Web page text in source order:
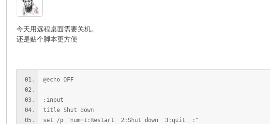
今天用远程桌面需要关机。
还是贴个脚本更方便
@echo OFF
:input
title Shut down
set /p "num=1:Restart 2:Shut down 3:quit :"